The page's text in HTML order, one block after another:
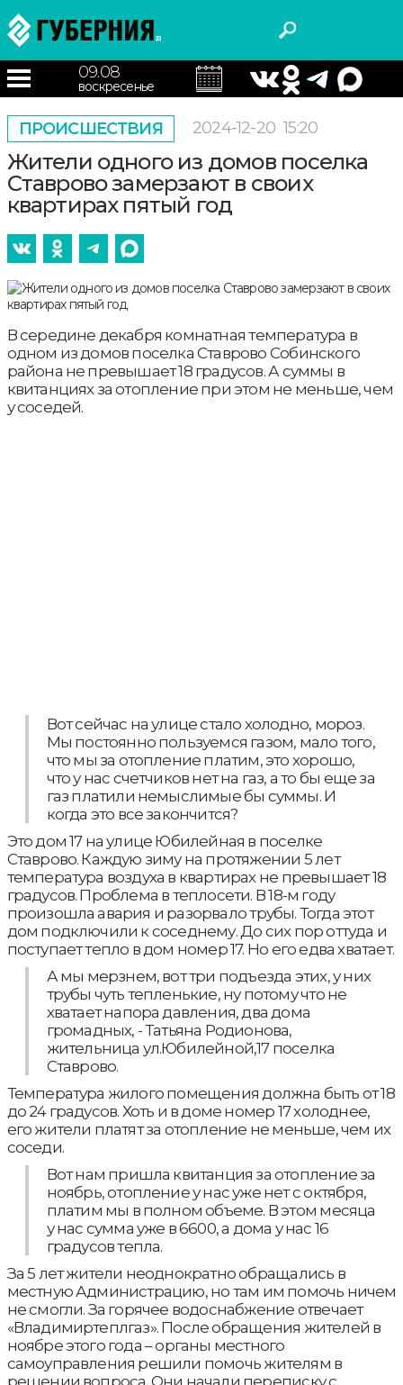
09.08
воскресенье
ПРОИСШЕСТВИЯ 2024-12-20 15:20
Жители одного из домов поселка
Ставрово замерзают в своих
квартирах пятый год
В середине декабря комнатная температура в
одном из домов поселка Ставрово Собинского
района не превышает 18 градусов. А суммы в
квитанциях за отопление при этом не меньше, чем
у соседей.
Вот сейчас на улице стало холодно, мороз.
Мы постоянно пользуемся газом, мало того,
что мы за отопление платим, это хорошо,
что у нас счетчиков нет на газ, а то бы еще за
газ платили немыслимые бы суммы. И
когда это все закончится?
Это дом 17 на улице Юбилейная в поселке
Ставрово. Каждую зиму на протяжении 5 лет
температура воздуха в квартирах не превышает 18
градусов. Проблема в теплосети. В 18-м году
произошла авария и разорвало трубы. Тогда этот
дом подключили к соседнему. До сих пор оттуда и
поступает тепло в дом номер 17. Но его едва хватает.
А мы мерзнем, вот три подъезда этих, у них
трубы чуть тепленькие, ну потому что не
хватает напора давления, два дома
громадных, - Татьяна Родионова,
жительница ул.Юбилейной,17 поселка
Ставрово.
Температура жилого помещения должна быть от 18
до 24 градусов. Хоть и в доме номер 17 холоднее,
его жители платят за отопление не меньше, чем их
соседи.
Вот нам пришла квитанция за отопление за
ноябрь, отопление у нас уже нет с октября,
платим мы в полном объеме. В этом месяца
у нас сумма уже в 6600, а дома у нас 16
градусов тепла.
За 5 лет жители неоднократно обращались в
местную Администрацию, но там им помочь ничем
не смогли. За горячее водоснабжение отвечает
«Владимиртеплгаз». После обращения жителей в
ноябре этого года – органы местного
самоуправления решили помочь жителям в
решении вопроса. Они начали переписку с